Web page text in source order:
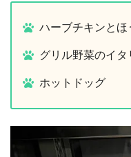
ハーブチキンと
グリル野菜の
ホット